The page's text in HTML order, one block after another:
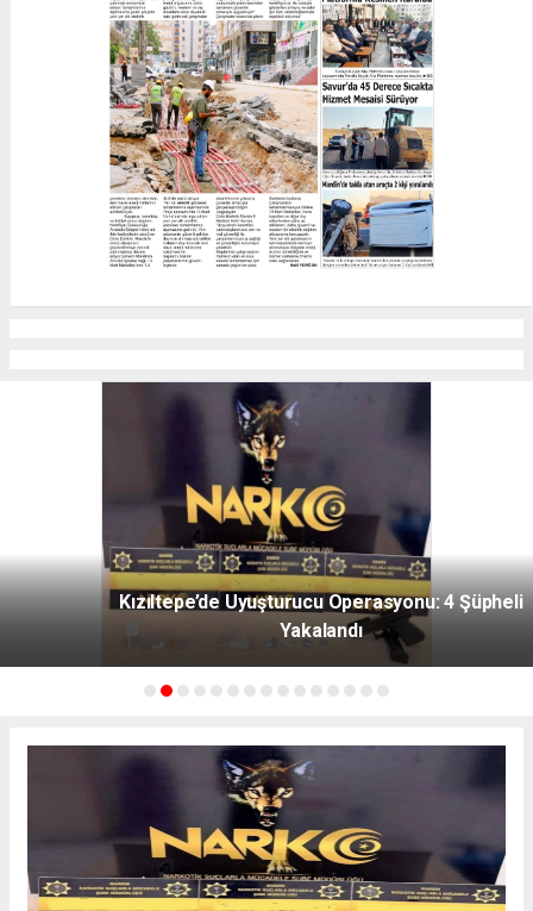
Kızıltepe’de Uyuşturucu Operasyonu: 4 Şüpheli
Yakalandı